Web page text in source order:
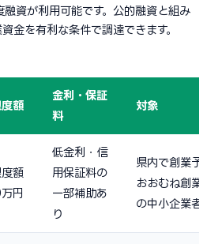
資が利用可能です。公的融資と組み
金を有利な条件で調達できます。
額
金利・保証
料
対象
額
円
低金利・信
用保証料の
一部補助あ
り
県内で創業予
おおむね創業
の中小企業者